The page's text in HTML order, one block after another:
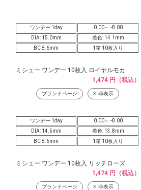
ワンデー 1day
0.00～ -8.00
DIA: 15.0mm
着色: 14.1mm
BC 8.6mm
1箱 10枚入り
ミシュー ワンデー 10枚入 ロイヤルモカ
1,474 円（税込）
ブランドページ 非表示
ワンデー 1day
0.00～ -8.00
DIA: 14.5mm
着色: 13.8mm
BC 8.6mm
1箱 10枚入り
ミシュー ワンデー 10枚入 リッチローズ
1,474 円（税込）
ブランドページ 非表示